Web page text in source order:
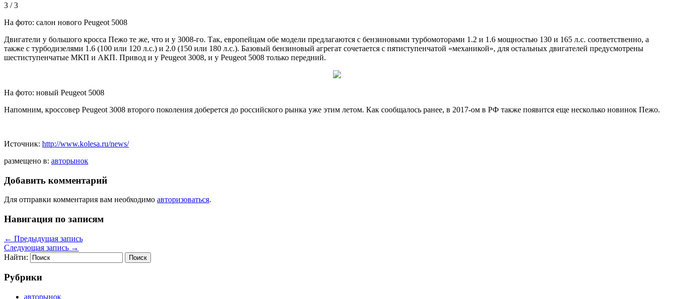
3 / 3
На фото: салон нового Peugeot 5008
Двигатели у большого кросса Пежо те же, что и у 3008-го. Так, европейцам обе модели предлагаются с бензиновыми турбомоторами 1.2 и 1.6 мощностью 130 и 165 л.с. соответственно, а
также с турбодизелями 1.6 (100 или 120 л.с.) и 2.0 (150 или 180 л.с.). Базовый бензиновый агрегат сочетается с пятиступенчатой «механикой», для остальных двигателей предусмотрены
шестиступенчатые МКП и АКП. Привод и у Peugeot 3008, и у Peugeot 5008 только передний.
На фото: новый Peugeot 5008
Напомним, кроссовер Peugeot 3008 второго поколения доберется до российского рынка уже этим летом. Как сообщалось ранее, в 2017-ом в РФ также появится еще несколько новинок Пежо.
Источник: http://www.kolesa.ru/news/
размещено в: авторынок
Добавить комментарий
Для отправки комментария вам необходимо авторизоваться.
Навигация по записям
← Предыдущая запись
Следующая запись →
Найти:
Рубрики
авторынок